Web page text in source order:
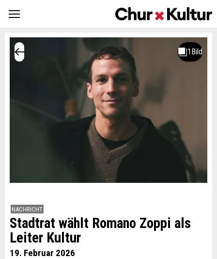
NACHRICHT
Stadtrat wählt Romano Zoppi als
Leiter Kultur
19. Februar 2026